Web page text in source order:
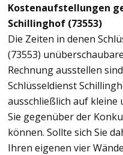
Kostenaufstellungen
Schillinghof (73553)
Die Zeiten in denen
(73553)
Rechnung ausstellen
Schlüsseldienst
ausschließlich auf kleine
Sie gegenüber der
können. Sollte sich Sie
Ihren eigenen vier